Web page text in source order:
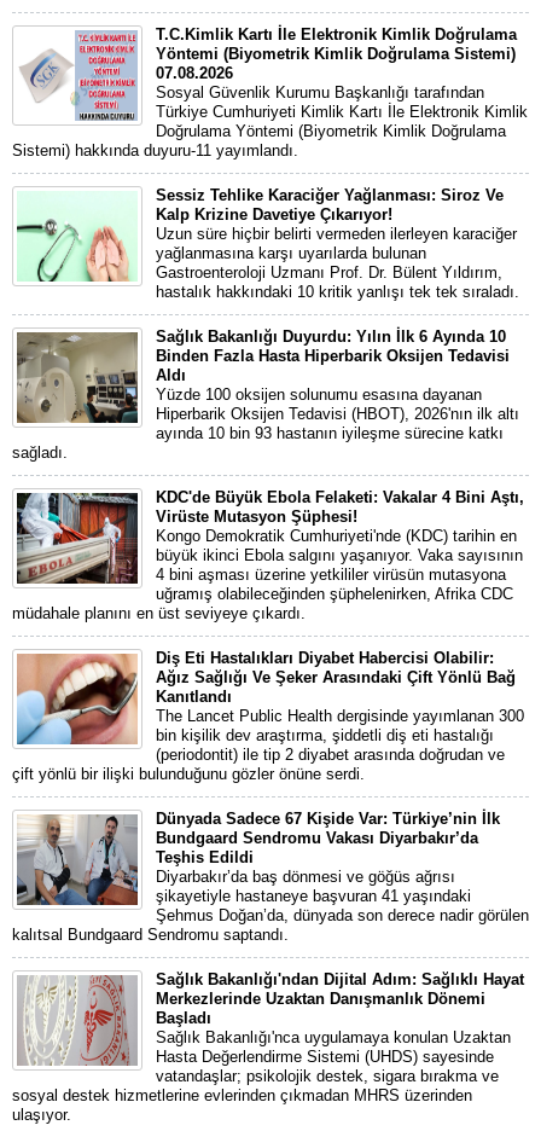
T.C.Kimlik Kartı İle Elektronik Kimlik Doğrulama
Yöntemi (Biyometrik Kimlik Doğrulama Sistemi)
07.08.2026
Sosyal Güvenlik Kurumu Başkanlığı tarafından
Türkiye Cumhuriyeti Kimlik Kartı İle Elektronik Kimlik
Doğrulama Yöntemi (Biyometrik Kimlik Doğrulama
Sistemi) hakkında duyuru-11 yayımlandı.
Sessiz Tehlike Karaciğer Yağlanması: Siroz Ve
Kalp Krizine Davetiye Çıkarıyor!
Uzun süre hiçbir belirti vermeden ilerleyen karaciğer
yağlanmasına karşı uyarılarda bulunan
Gastroenteroloji Uzmanı Prof. Dr. Bülent Yıldırım,
hastalık hakkındaki 10 kritik yanlışı tek tek sıraladı.
Sağlık Bakanlığı Duyurdu: Yılın İlk 6 Ayında 10
Binden Fazla Hasta Hiperbarik Oksijen Tedavisi
Aldı
Yüzde 100 oksijen solunumu esasına dayanan
Hiperbarik Oksijen Tedavisi (HBOT), 2026'nın ilk altı
ayında 10 bin 93 hastanın iyileşme sürecine katkı
sağladı.
KDC'de Büyük Ebola Felaketi: Vakalar 4 Bini Aştı,
Virüste Mutasyon Şüphesi!
Kongo Demokratik Cumhuriyeti'nde (KDC) tarihin en
büyük ikinci Ebola salgını yaşanıyor. Vaka sayısının
4 bini aşması üzerine yetkililer virüsün mutasyona
uğramış olabileceğinden şüphelenirken, Afrika CDC
müdahale planını en üst seviyeye çıkardı.
Diş Eti Hastalıkları Diyabet Habercisi Olabilir:
Ağız Sağlığı Ve Şeker Arasındaki Çift Yönlü Bağ
Kanıtlandı
The Lancet Public Health dergisinde yayımlanan 300
bin kişilik dev araştırma, şiddetli diş eti hastalığı
(periodontit) ile tip 2 diyabet arasında doğrudan ve
çift yönlü bir ilişki bulunduğunu gözler önüne serdi.
Dünyada Sadece 67 Kişide Var: Türkiye’nin İlk
Bundgaard Sendromu Vakası Diyarbakır’da
Teşhis Edildi
Diyarbakır’da baş dönmesi ve göğüs ağrısı
şikayetiyle hastaneye başvuran 41 yaşındaki
Şehmus Doğan’da, dünyada son derece nadir görülen
kalıtsal Bundgaard Sendromu saptandı.
Sağlık Bakanlığı'ndan Dijital Adım: Sağlıklı Hayat
Merkezlerinde Uzaktan Danışmanlık Dönemi
Başladı
Sağlık Bakanlığı'nca uygulamaya konulan Uzaktan
Hasta Değerlendirme Sistemi (UHDS) sayesinde
vatandaşlar; psikolojik destek, sigara bırakma ve
sosyal destek hizmetlerine evlerinden çıkmadan MHRS üzerinden
ulaşıyor.